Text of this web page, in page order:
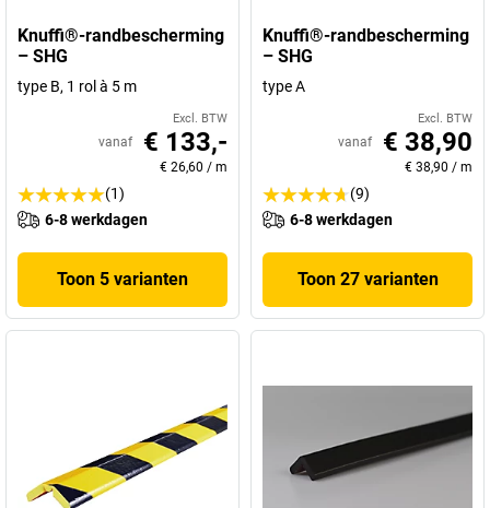
Knuffi®-randbescherming
– SHG
type B, 1 rol à 5 m
Excl. BTW
vanaf € 133,-
€ 26,60 / m
(1)
6-8 werkdagen
Toon 5 varianten
Knuffi®-randbescherming
– SHG
type A
Excl. BTW
vanaf € 38,90
€ 38,90 / m
(9)
6-8 werkdagen
Toon 27 varianten